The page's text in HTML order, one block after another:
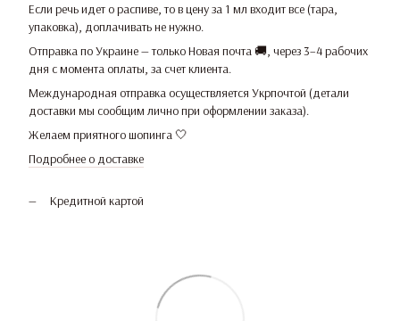
Если речь идет о распиве, то в цену за 1 мл входит все (тара,
упаковка), доплачивать не нужно.
Отправка по Украине — только Новая почта 🚚, через 3–4 рабочих
дня с момента оплаты, за счет клиента.
Международная отправка осуществляется Укрпочтой (детали
доставки мы сообщим лично при оформлении заказа).
Желаем приятного шопинга 🤍
Подробнее о доставке
Кредитной картой